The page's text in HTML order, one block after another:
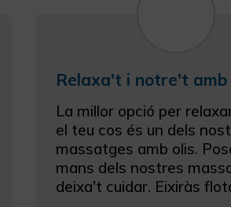
La millor opció per
el teu cos és un dels
massatges amb olis.
mans dels nostres
deixa't cuidar. Eixiràs